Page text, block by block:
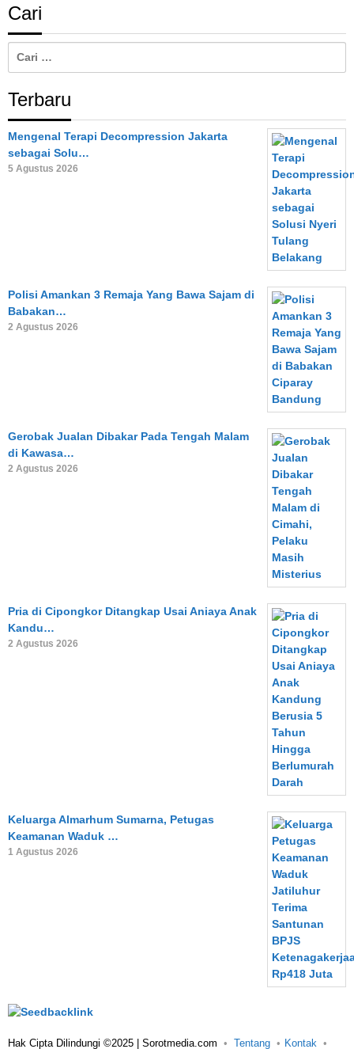
Cari
Terbaru
Mengenal Terapi Decompression Jakarta
sebagai Solu…
5 Agustus 2026
Polisi Amankan 3 Remaja Yang Bawa Sajam di
Babakan…
2 Agustus 2026
Gerobak Jualan Dibakar Pada Tengah Malam
di Kawasa…
2 Agustus 2026
Pria di Cipongkor Ditangkap Usai Aniaya Anak
Kandu…
2 Agustus 2026
Keluarga Almarhum Sumarna, Petugas
Keamanan Waduk …
1 Agustus 2026
Hak Cipta Dilindungi ©2025 | Sorotmedia.com Tentang Kontak